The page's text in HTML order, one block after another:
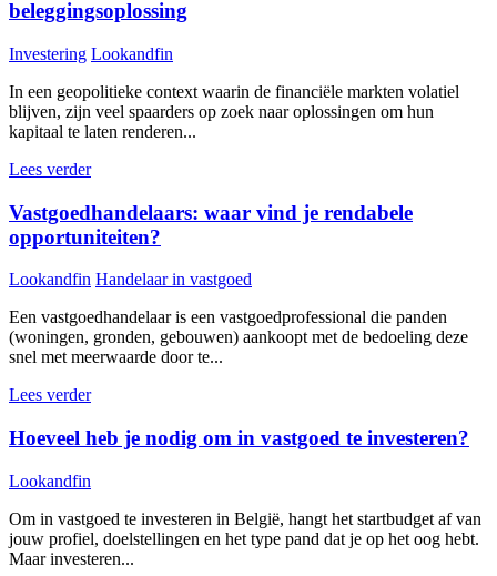
beleggingsoplossing
Investering Lookandfin
In een geopolitieke context waarin de financiële markten volatiel
blijven, zijn veel spaarders op zoek naar oplossingen om hun
kapitaal te laten renderen...
Lees verder
Vastgoedhandelaars: waar vind je rendabele
opportuniteiten?
Lookandfin Handelaar in vastgoed
Een vastgoedhandelaar is een vastgoedprofessional die panden
(woningen, gronden, gebouwen) aankoopt met de bedoeling deze
snel met meerwaarde door te...
Lees verder
Hoeveel heb je nodig om in vastgoed te investeren?
Lookandfin
Om in vastgoed te investeren in België, hangt het startbudget af van
jouw profiel, doelstellingen en het type pand dat je op het oog hebt.
Maar investeren...